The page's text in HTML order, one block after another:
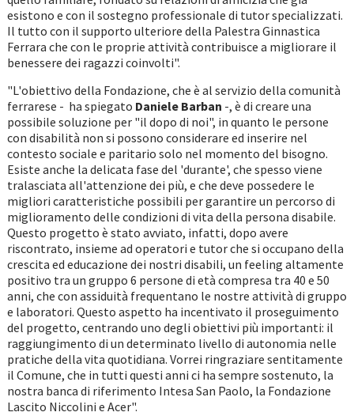
esistono e con il sostegno professionale di tutor specializzati.
Il tutto con il supporto ulteriore della Palestra Ginnastica
Ferrara che con le proprie attività contribuisce a migliorare il
benessere dei ragazzi coinvolti".
"L'obiettivo della Fondazione, che è al servizio della comunità
ferrarese - ha spiegato Daniele Barban -, è di creare una
possibile soluzione per "il dopo di noi", in quanto le persone
con disabilità non si possono considerare ed inserire nel
contesto sociale e paritario solo nel momento del bisogno.
Esiste anche la delicata fase del 'durante', che spesso viene
tralasciata all'attenzione dei più, e che deve possedere le
migliori caratteristiche possibili per garantire un percorso di
miglioramento delle condizioni di vita della persona disabile.
Questo progetto è stato avviato, infatti, dopo avere
riscontrato, insieme ad operatori e tutor che si occupano della
crescita ed educazione dei nostri disabili, un feeling altamente
positivo tra un gruppo 6 persone di età compresa tra 40 e 50
anni, che con assiduità frequentano le nostre attività di gruppo
e laboratori. Questo aspetto ha incentivato il proseguimento
del progetto, centrando uno degli obiettivi più importanti: il
raggiungimento di un determinato livello di autonomia nelle
pratiche della vita quotidiana. Vorrei ringraziare sentitamente
il Comune, che in tutti questi anni ci ha sempre sostenuto, la
nostra banca di riferimento Intesa San Paolo, la Fondazione
Lascito Niccolini e Acer".